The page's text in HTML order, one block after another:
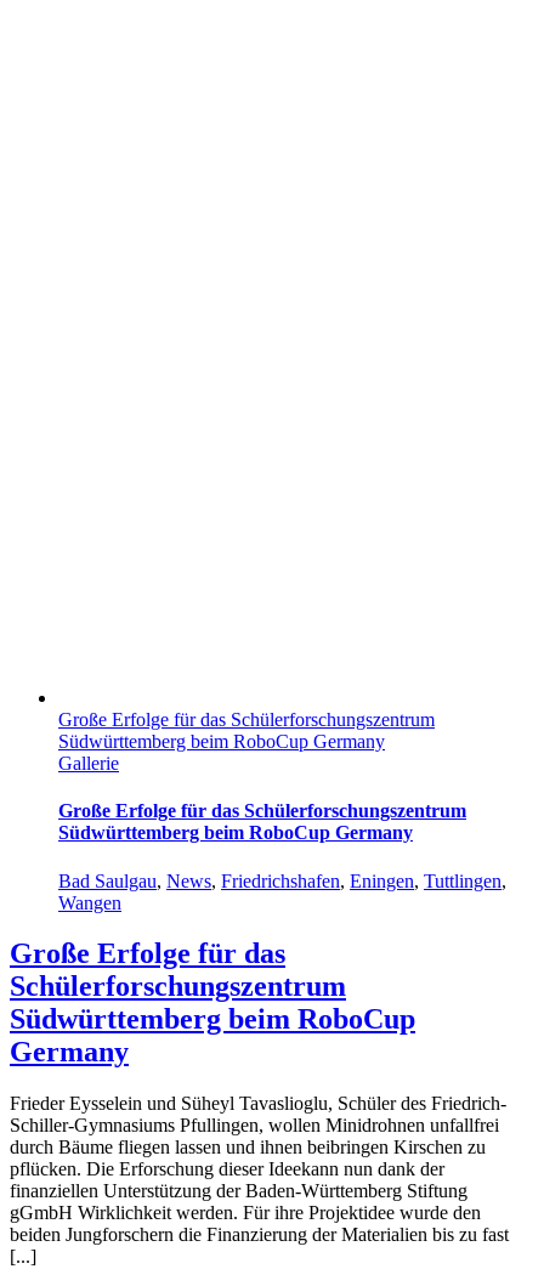
Große Erfolge für das Schülerforschungszentrum
Südwürttemberg beim RoboCup Germany
Gallerie
Große Erfolge für das Schülerforschungszentrum
Südwürttemberg beim RoboCup Germany
Bad Saulgau, News, Friedrichshafen, Eningen, Tuttlingen,
Wangen
Große Erfolge für das
Schülerforschungszentrum
Südwürttemberg beim RoboCup
Germany
Frieder Eysselein und Süheyl Tavaslioglu, Schüler des Friedrich-
Schiller-Gymnasiums Pfullingen, wollen Minidrohnen unfallfrei
durch Bäume fliegen lassen und ihnen beibringen Kirschen zu
pflücken. Die Erforschung dieser Ideekann nun dank der
finanziellen Unterstützung der Baden-Württemberg Stiftung
gGmbH Wirklichkeit werden. Für ihre Projektidee wurde den
beiden Jungforschern die Finanzierung der Materialien bis zu fast
[...]